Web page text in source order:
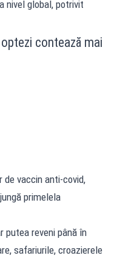
nivel global, potrivit
contează mai
vaccin anti-covid,
primelela
putea reveni până în
safariurile, croazierele